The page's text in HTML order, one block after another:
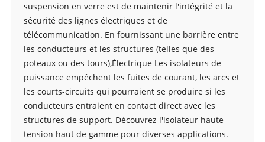
suspension en verre est de maintenir l'intégrité et la
sécurité des lignes électriques et de
télécommunication. En fournissant une barrière entre
les conducteurs et les structures (telles que des
poteaux ou des tours),Électrique Les isolateurs de
puissance empêchent les fuites de courant, les arcs et
les courts-circuits qui pourraient se produire si les
conducteurs entraient en contact direct avec les
structures de support. Découvrez l'isolateur haute
tension haut de gamme pour diverses applications.